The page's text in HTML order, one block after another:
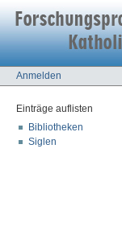
Anmelden
Einträge auflisten
Bibliotheken
Siglen